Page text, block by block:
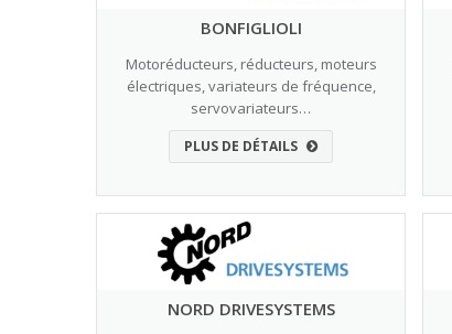
BONFIGLIOLI
Motoréducteurs, réducteurs, moteurs
électriques, variateurs de fréquence,
servovariateurs…
PLUS DE DÉTAILS
NORD DRIVESYSTEMS